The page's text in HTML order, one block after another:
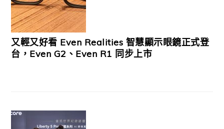
又輕又好看 Even Realities 智慧顯示眼鏡正式登
台，Even G2、Even R1 同步上市